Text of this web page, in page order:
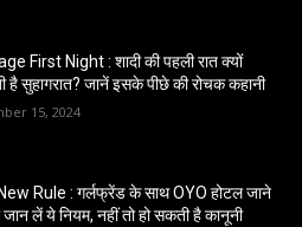
First Night : शादी की पहली रात क्यों
है सुहागरात? जानें इसके पीछे की रोचक कहानी
15, 2024
Rule : गर्लफ्रेंड के साथ OYO होटल जाने
लें ये नियम, नहीं तो हो सकती है कानूनी